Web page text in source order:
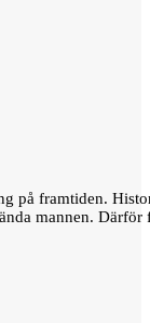
på framtiden.
mannen.